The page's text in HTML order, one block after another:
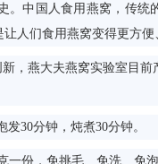
国人食用燕窝，传统
人们食用燕窝变得更方便
燕大夫燕窝实验室目前
30分钟，炖煮30分钟。
份，免挑毛、免洗、免泡